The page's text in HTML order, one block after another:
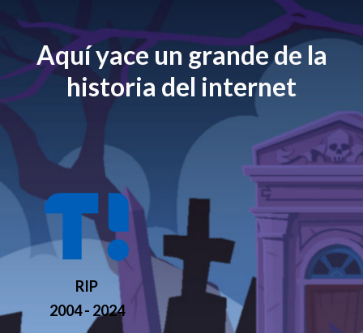
Aquí yace un grande de la
historia del internet
RIP
2004 - 2024